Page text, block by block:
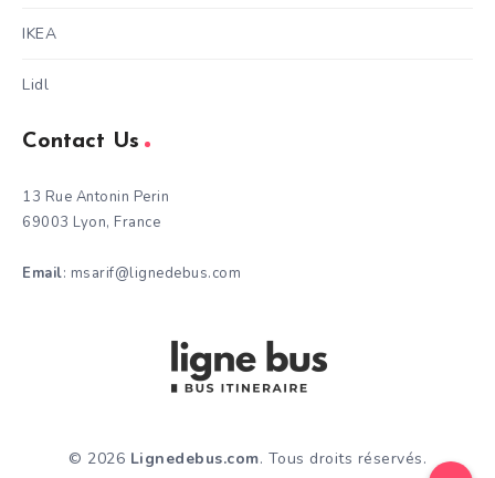
IKEA
Lidl
Contact Us
13 Rue Antonin Perin
69003 Lyon, France
Email: msarif@lignedebus.com
© 2026 Lignedebus.com. Tous droits réservés.